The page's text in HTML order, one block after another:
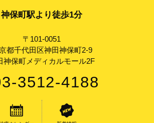
神保町駅より徒歩1分
〒101-0051
都千代田区神田神保町2-9
神保町メディカルモール2F
3512-4188